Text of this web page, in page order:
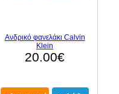
Ανδρικό φανελάκι Calvin
Klein
20.00€